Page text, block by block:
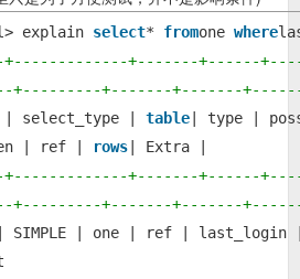
explain select* fromone where
+-------------+-------+------
+---------+-------+-------
select_type |
table | type |
| ref |
rows | Extra |
+-------------+-------+------
+---------+-------+-------
SIMPLE | one | ref |